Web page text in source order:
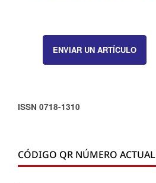
ENVIAR UN ARTÍCULO
ISSN 0718-1310
CÓDIGO QR NÚMERO ACTUAL